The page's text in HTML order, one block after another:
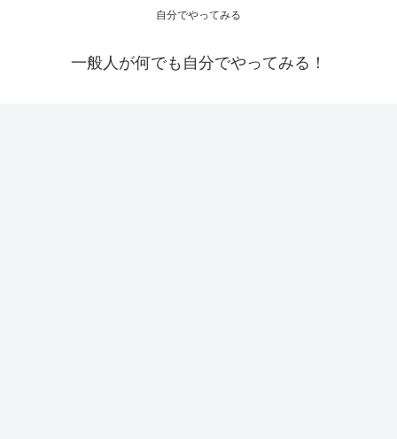
自分でやってみる
一般人が何でも自分でやってみる！